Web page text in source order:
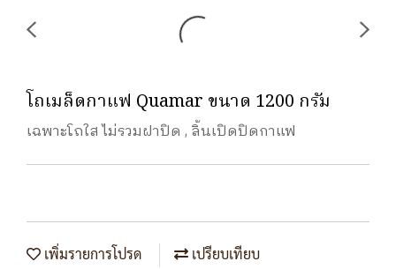
โถเมล็ดกาแฟ Quamar ขนาด 1200 กรัม
เฉพาะโถใส ไม่รวมฝาปิด , ลิ้นเปิดปิดกาแฟ
เพิ่มรายการโปรด เปรียบเทียบ